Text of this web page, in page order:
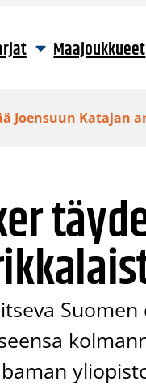
Maajoukkueet
Joensuun Katajan